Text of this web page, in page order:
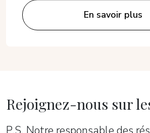
En savoir plus
Rejoignez-nous sur